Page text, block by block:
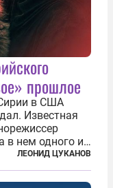
прошлое
в США
Известная
в нем одного из
Алеппо в
что Канатри, в
ЛЕОНИД ЦУКАНОВ